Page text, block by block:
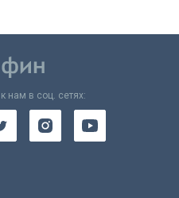
нам в соц. сетях: